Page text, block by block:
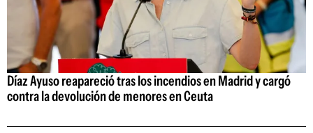
Díaz Ayuso reapareció tras los incendios en Madrid y cargó
contra la devolución de menores en Ceuta